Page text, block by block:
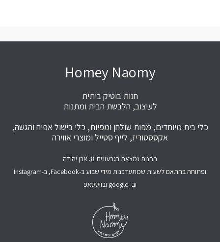
Homey Naomy
חנות בוטיק ביתית
לעיצוב, הלבשת הבית ומתנות
כלי בית מיוחדים, מפות שולחן ומפיות, כלי בישול אפיה והגשה,
אקססטוריז, לייף סטייל ומוצרי אווירה
החנות נמצאת בגבעונית 8, אבן יהודה
ופתוחה בהתאם לשעות שמתעדכנות מידי שבוע ב-Facebook, ב-Instagram
וב- google ובווטסאפ